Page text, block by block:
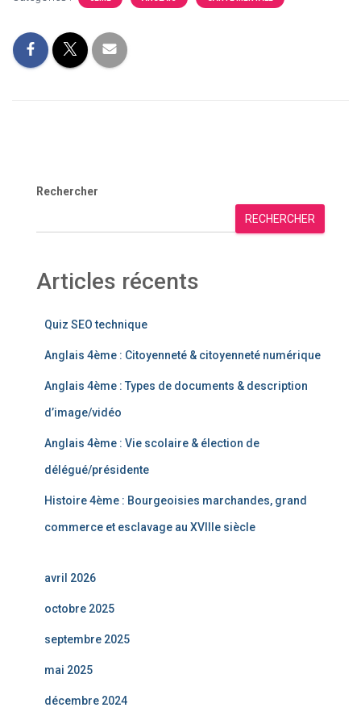
Rechercher
RECHERCHER
Articles récents
Quiz SEO technique
Anglais 4ème : Citoyenneté & citoyenneté numérique
Anglais 4ème : Types de documents & description
d’image/vidéo
Anglais 4ème : Vie scolaire & élection de
délégué/présidente
Histoire 4ème : Bourgeoisies marchandes, grand
commerce et esclavage au XVIIIe siècle
avril 2026
octobre 2025
septembre 2025
mai 2025
décembre 2024